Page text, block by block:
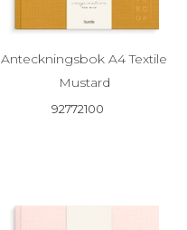
Anteckningsbok A4 Textile
Mustard
92772100